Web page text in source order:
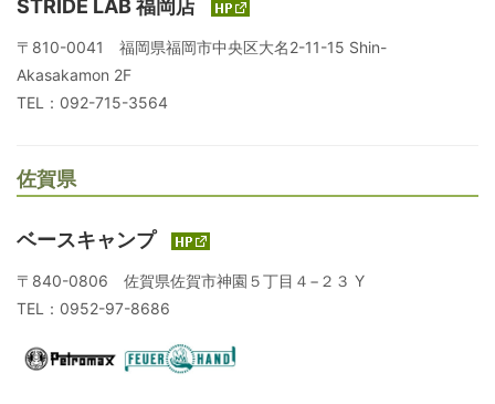
STRIDE LAB 福岡店
〒810-0041 福岡県福岡市中央区大名2-11-15 Shin-
Akasakamon 2F
TEL：092-715-3564
佐賀県
ベースキャンプ
〒840-0806 佐賀県佐賀市神園５丁目４−２３ Y
TEL：0952-97-8686